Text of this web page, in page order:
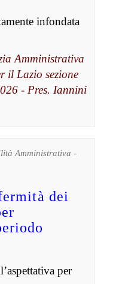
infondata
Amministrativa
il Lazio sezione
- Pres. Iannini
Amministrativa -
dei
per